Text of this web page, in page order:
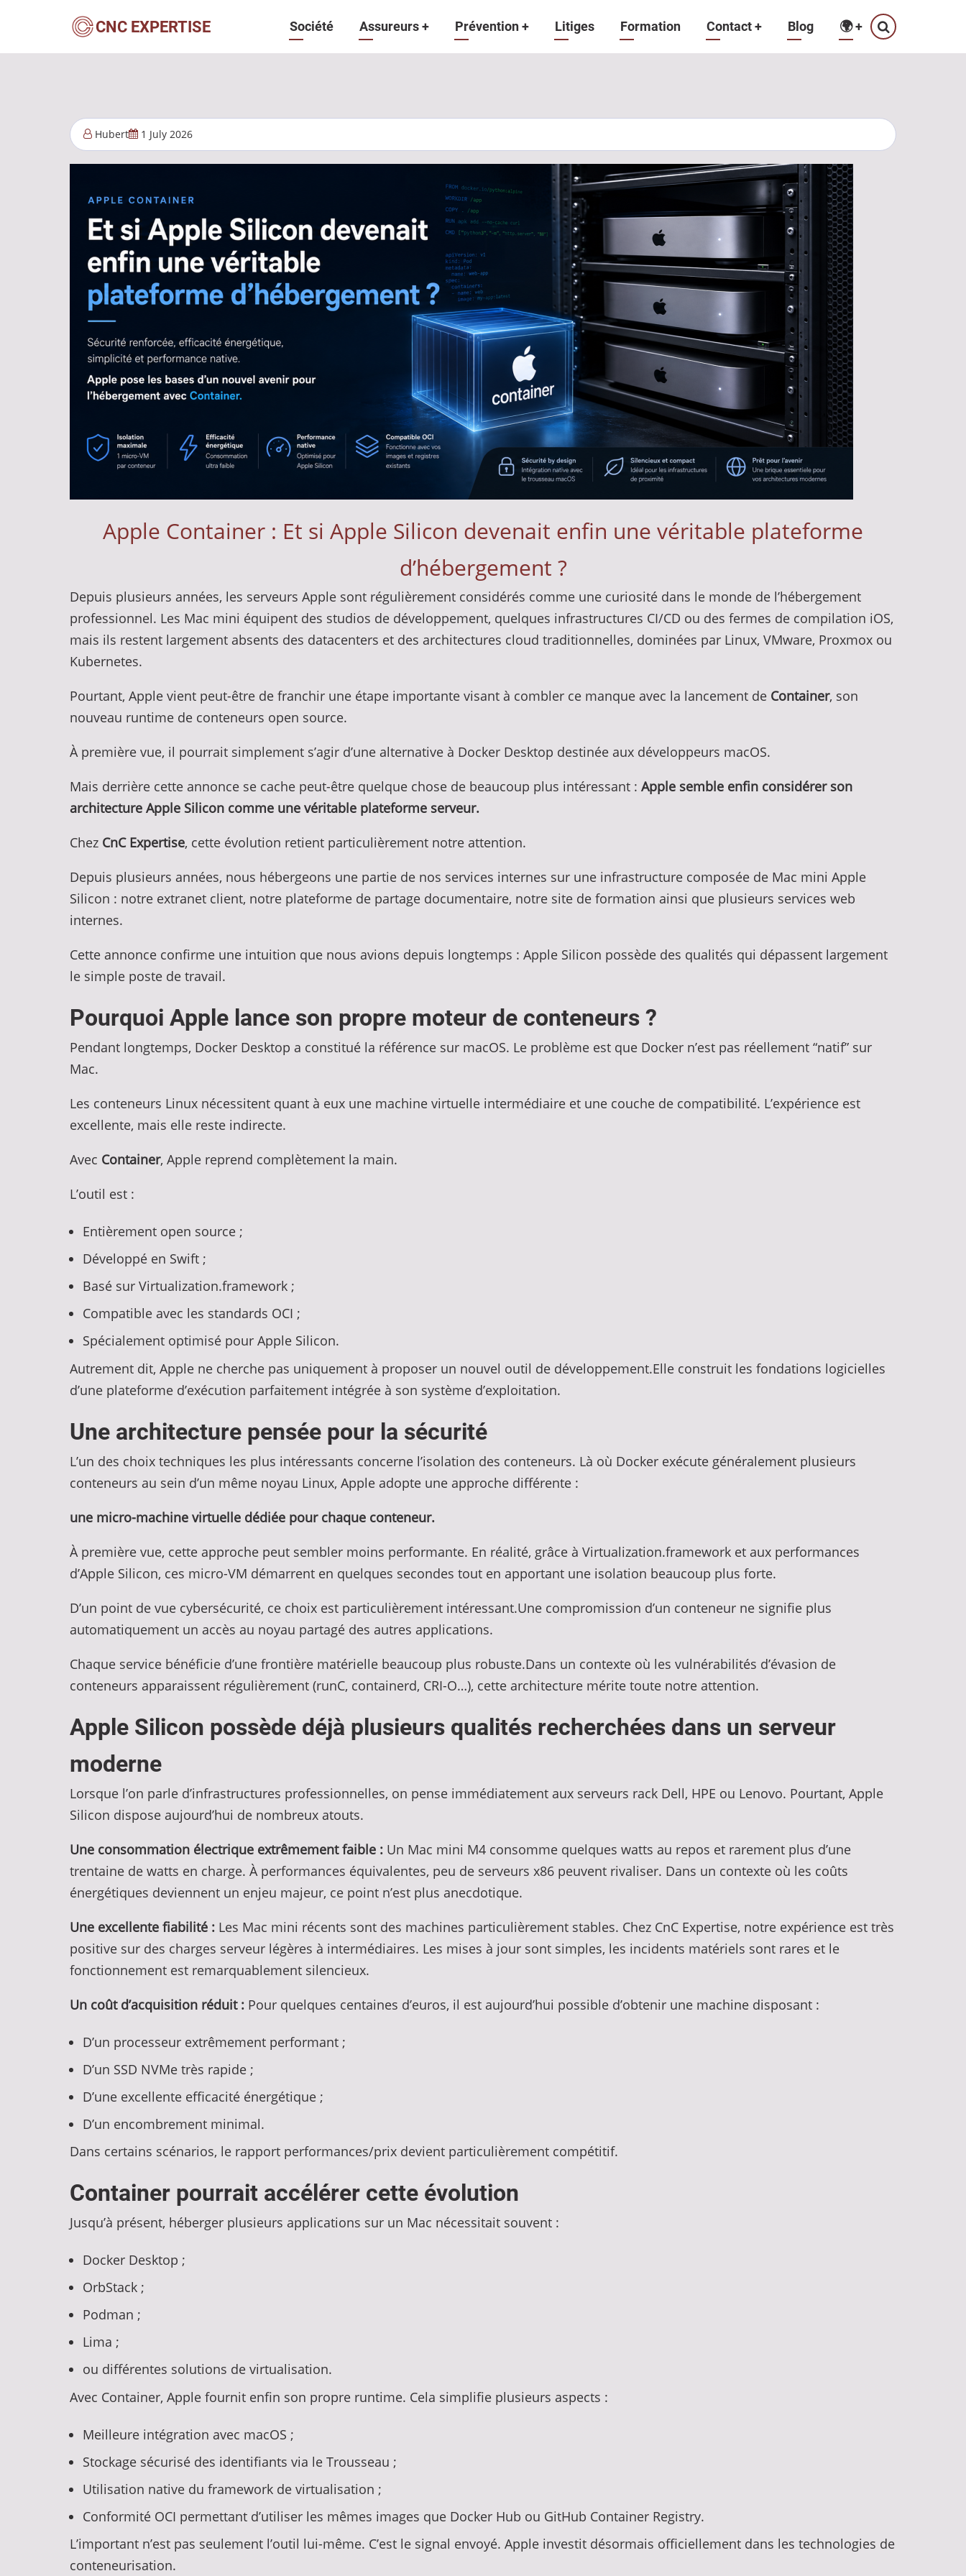
contenu
CNC EXPERTISE
Navigation
Société Assureurs+ Prévention+ Litiges Formation Contact+ Blog 🌍+
Hubert 1 July 2026
Apple Container : Et si Apple Silicon devenait enfin une véritable plateforme
d’hébergement ?
Depuis plusieurs années, les serveurs Apple sont régulièrement considérés comme une curiosité dans le monde de l’hébergement
professionnel. Les Mac mini équipent des studios de développement, quelques infrastructures CI/CD ou des fermes de compilation iOS,
mais ils restent largement absents des datacenters et des architectures cloud traditionnelles, dominées par Linux, VMware, Proxmox ou
Kubernetes.
Pourtant, Apple vient peut-être de franchir une étape importante visant à combler ce manque avec la lancement de Container, son
nouveau runtime de conteneurs open source.
À première vue, il pourrait simplement s’agir d’une alternative à Docker Desktop destinée aux développeurs macOS.
Mais derrière cette annonce se cache peut-être quelque chose de beaucoup plus intéressant : Apple semble enfin considérer son
architecture Apple Silicon comme une véritable plateforme serveur.
Chez CnC Expertise, cette évolution retient particulièrement notre attention.
Depuis plusieurs années, nous hébergeons une partie de nos services internes sur une infrastructure composée de Mac mini Apple
Silicon : notre extranet client, notre plateforme de partage documentaire, notre site de formation ainsi que plusieurs services web
internes.
Cette annonce confirme une intuition que nous avions depuis longtemps : Apple Silicon possède des qualités qui dépassent largement
le simple poste de travail.
Pourquoi Apple lance son propre moteur de conteneurs ?
Pendant longtemps, Docker Desktop a constitué la référence sur macOS. Le problème est que Docker n’est pas réellement “natif” sur
Mac.
Les conteneurs Linux nécessitent quant à eux une machine virtuelle intermédiaire et une couche de compatibilité. L’expérience est
excellente, mais elle reste indirecte.
Avec Container, Apple reprend complètement la main.
L’outil est :
Entièrement open source ;
Développé en Swift ;
Basé sur Virtualization.framework ;
Compatible avec les standards OCI ;
Spécialement optimisé pour Apple Silicon.
Autrement dit, Apple ne cherche pas uniquement à proposer un nouvel outil de développement.Elle construit les fondations logicielles
d’une plateforme d’exécution parfaitement intégrée à son système d’exploitation.
Une architecture pensée pour la sécurité
L’un des choix techniques les plus intéressants concerne l’isolation des conteneurs. Là où Docker exécute généralement plusieurs
conteneurs au sein d’un même noyau Linux, Apple adopte une approche différente :
une micro-machine virtuelle dédiée pour chaque conteneur.
À première vue, cette approche peut sembler moins performante. En réalité, grâce à Virtualization.framework et aux performances
d’Apple Silicon, ces micro-VM démarrent en quelques secondes tout en apportant une isolation beaucoup plus forte.
D’un point de vue cybersécurité, ce choix est particulièrement intéressant.Une compromission d’un conteneur ne signifie plus
automatiquement un accès au noyau partagé des autres applications.
Chaque service bénéficie d’une frontière matérielle beaucoup plus robuste.Dans un contexte où les vulnérabilités d’évasion de
conteneurs apparaissent régulièrement (runC, containerd, CRI-O…), cette architecture mérite toute notre attention.
Apple Silicon possède déjà plusieurs qualités recherchées dans un serveur
moderne
Lorsque l’on parle d’infrastructures professionnelles, on pense immédiatement aux serveurs rack Dell, HPE ou Lenovo. Pourtant, Apple
Silicon dispose aujourd’hui de nombreux atouts.
Une consommation électrique extrêmement faible : Un Mac mini M4 consomme quelques watts au repos et rarement plus d’une
trentaine de watts en charge. À performances équivalentes, peu de serveurs x86 peuvent rivaliser. Dans un contexte où les coûts
énergétiques deviennent un enjeu majeur, ce point n’est plus anecdotique.
Une excellente fiabilité : Les Mac mini récents sont des machines particulièrement stables. Chez CnC Expertise, notre expérience est très
positive sur des charges serveur légères à intermédiaires. Les mises à jour sont simples, les incidents matériels sont rares et le
fonctionnement est remarquablement silencieux.
Un coût d’acquisition réduit : Pour quelques centaines d’euros, il est aujourd’hui possible d’obtenir une machine disposant :
D’un processeur extrêmement performant ;
D’un SSD NVMe très rapide ;
D’une excellente efficacité énergétique ;
D’un encombrement minimal.
Dans certains scénarios, le rapport performances/prix devient particulièrement compétitif.
Container pourrait accélérer cette évolution
Jusqu’à présent, héberger plusieurs applications sur un Mac nécessitait souvent :
Docker Desktop ;
OrbStack ;
Podman ;
Lima ;
ou différentes solutions de virtualisation.
Avec Container, Apple fournit enfin son propre runtime. Cela simplifie plusieurs aspects :
Meilleure intégration avec macOS ;
Stockage sécurisé des identifiants via le Trousseau ;
Utilisation native du framework de virtualisation ;
Conformité OCI permettant d’utiliser les mêmes images que Docker Hub ou GitHub Container Registry.
L’important n’est pas seulement l’outil lui-même. C’est le signal envoyé. Apple investit désormais officiellement dans les technologies de
conteneurisation.